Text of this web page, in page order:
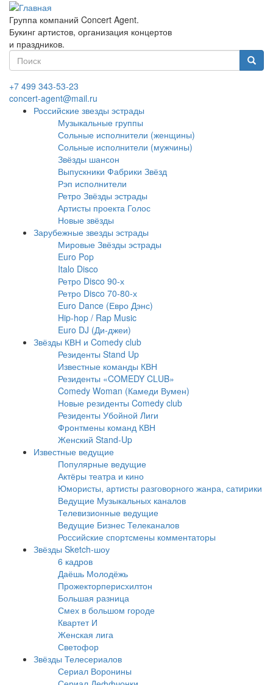
Перейти
основному
содержанию
Группа компаний Concert Agent.
Букинг артистов, организация концертов
и праздников.
Форма
поиска
+7 499 343-53-23
concert-agent@mail.ru
Российские звезды эстрады
Музыкальные группы
Сольные исполнители (женщины)
Сольные исполнители (мужчины)
Звёзды шансон
Выпускники Фабрики Звёзд
Рэп исполнители
Ретро Звёзды эстрады
Артисты проекта Голос
Новые звёзды
Зарубежные звезды эстрады
Мировые Звёзды эстрады
Euro Pop
Italo Disco
Ретро Disco 90-х
Ретро Disco 70-80-х
Euro Dance (Евро Дэнс)
Hip-hop / Rap Music
Euro DJ (Ди-джеи)
Звёзды КВН и Comedy club
Резиденты Stand Up
Известные команды КВН
Резиденты «COMEDY CLUB»
Comedy Woman (Камеди Вумен)
Новые резиденты Comedy club
Резиденты Убойной Лиги
Фронтмены команд КВН
Женский Stand-Up
Известные ведущие
Популярные ведущие
Актёры театра и кино
Юмористы, артисты разговорного жанра, сатирики
Ведущие Музыкальных каналов
Телевизионные ведущие
Ведущие Бизнес Телеканалов
Российские спортсмены комментаторы
Звёзды Sketch-шоу
6 кадров
Даёшь Молодёжь
Прожекторперисхилтон
Большая разница
Смех в большом городе
Квартет И
Женская лига
Светофор
Звёзды Телесериалов
Сериал Воронины